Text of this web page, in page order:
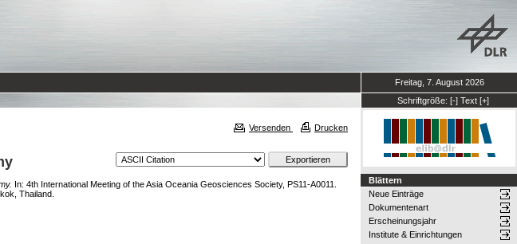
Freitag, 7. August 2026
Schriftgröße: [-] Text [+]
Versenden Drucken
In: 4th International Meeting of the Asia Oceania Geosciences Society, PS11-A0011.
Thailand.
Blättern
Neue Einträge
Dokumentenart
Erscheinungsjahr
Institute & Einrichtungen